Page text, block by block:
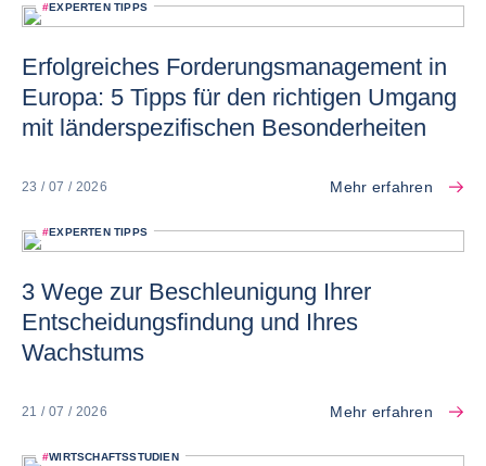
#EXPERTEN TIPPS
Erfolgreiches Forderungsmanagement in
Europa: 5 Tipps für den richtigen Umgang
mit länderspezifischen Besonderheiten
23 / 07 / 2026 Mehr erfahren
#EXPERTEN TIPPS
3 Wege zur Beschleunigung Ihrer
Entscheidungsfindung und Ihres
Wachstums
21 / 07 / 2026 Mehr erfahren
#WIRTSCHAFTSSTUDIEN